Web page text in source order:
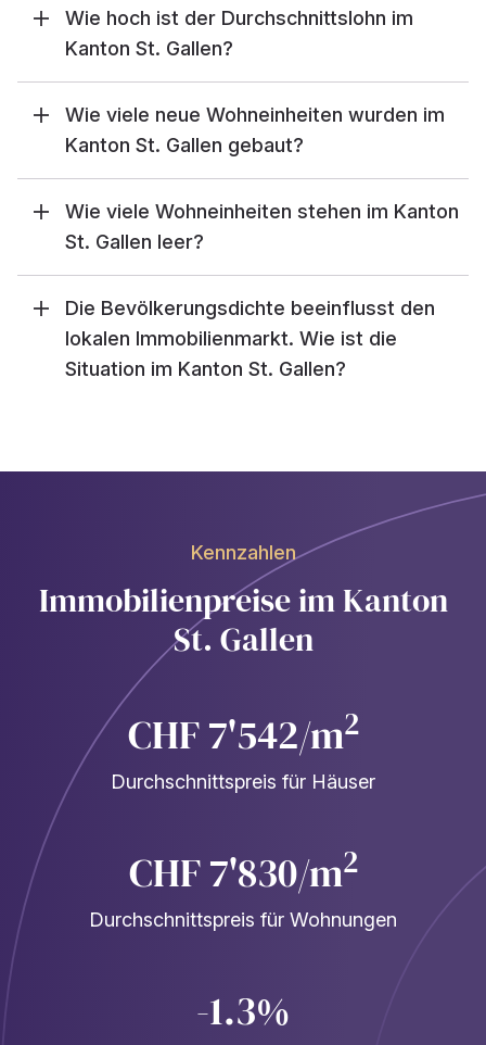
Wie hoch ist der Durchschnittslohn im
Kanton St. Gallen?
Wie viele neue Wohneinheiten wurden im
Kanton St. Gallen gebaut?
Wie viele Wohneinheiten stehen im Kanton
St. Gallen leer?
Die Bevölkerungsdichte beeinflusst den
lokalen Immobilienmarkt. Wie ist die
Situation im Kanton St. Gallen?
Kennzahlen
Immobilienpreise im Kanton
St. Gallen
CHF 7'542/m2
Durchschnittspreis für Häuser
CHF 7'830/m2
Durchschnittspreis für Wohnungen
-1.3%